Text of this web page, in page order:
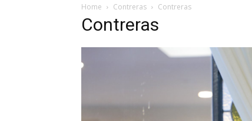
Home Contreras Contreras
Contreras